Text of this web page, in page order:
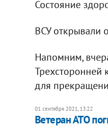
Состояние
ВСУ открывали
Напомним,
Трехсторонней
для
01 сентября 2021, 13:22
Ветеран АТО